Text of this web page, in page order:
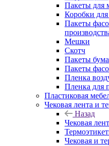
Пакеты для
Коробки для
Пакеты
Мешки
Скотч
Пакеты
Пакеты
Пленка
Пленка для
Пластиковая
Чековая лента и
Назад
Чековая
Чековая и